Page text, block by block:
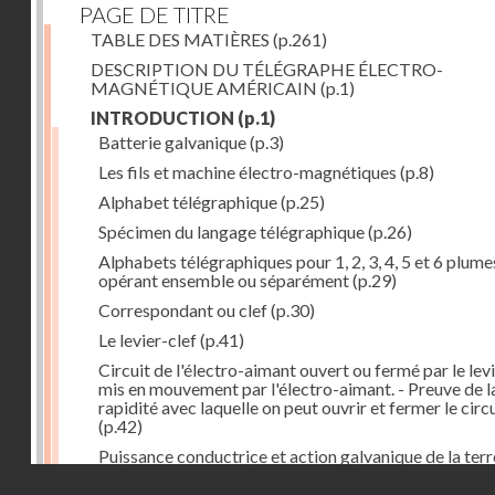
PAGE DE TITRE
TABLE DES MATIÈRES (p.261)
DESCRIPTION DU TÉLÉGRAPHE ÉLECTRO-
MAGNÉTIQUE AMÉRICAIN (p.1)
INTRODUCTION (p.1)
Batterie galvanique(p.3)
Les fils et machine électro-magnétiques (p.8)
Alphabet télégraphique(p.25)
Spécimen du langage télégraphique(p.26)
Alphabets télégraphiques pour 1, 2, 3, 4, 5 et 6
opérant ensemble ou séparément(p.29)
Correspondant ou clef(p.30)
Le levier-clef(p.41)
Circuit de l'électro-aimant ouvert ou fermé par le
mis en mouvement par l'électro-aimant. - Preuve de
rapidité avec laquelle on peut ouvrir et fermer le
(p.42)
Puissance conductrice et action galvanique de la